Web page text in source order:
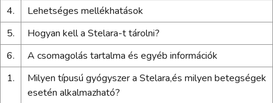
4.
Lehetséges mellékhatások
5.
Hogyan kell a Stelara-t tárolni?
6.
A csomagolás tartalma és egyéb információk
1.
Milyen típusú gyógyszer a Stelara,és milyen betegségek
esetén alkalmazható?